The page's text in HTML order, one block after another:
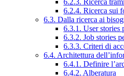
6.2.4. Ricerca sui
6.3. Dalla ricerca ai
6.3.1. User stories
6.3.2. Job stories
6.3.3. Criteri di
6.4. Architettura
6.4.1. Definire
6.4.2. Alberatura